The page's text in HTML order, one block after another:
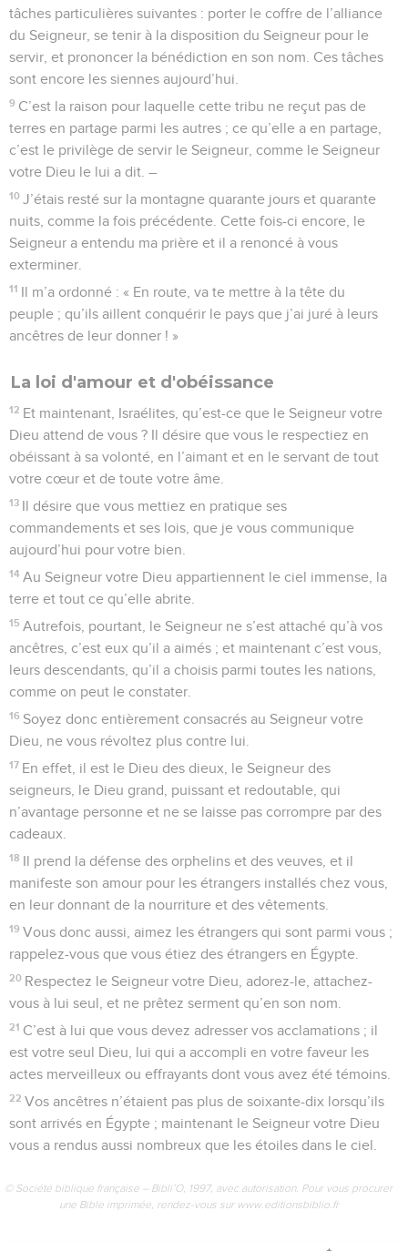
tâches particulières suivantes : porter le coffre de l’alliance
du Seigneur, se tenir à la disposition du Seigneur pour le
servir, et prononcer la bénédiction en son nom. Ces tâches
sont encore les siennes aujourd’hui.
9 C’est la raison pour laquelle cette tribu ne reçut pas de
terres en partage parmi les autres ; ce qu’elle a en partage,
c’est le privilège de servir le Seigneur, comme le Seigneur
votre Dieu le lui a dit. –
10 J’étais resté sur la montagne quarante jours et quarante
nuits, comme la fois précédente. Cette fois-ci encore, le
Seigneur a entendu ma prière et il a renoncé à vous
exterminer.
11 Il m’a ordonné : « En route, va te mettre à la tête du
peuple ; qu’ils aillent conquérir le pays que j’ai juré à leurs
ancêtres de leur donner ! »
La loi d'amour et d'obéissance
12 Et maintenant, Israélites, qu’est-ce que le Seigneur votre
Dieu attend de vous ? Il désire que vous le respectiez en
obéissant à sa volonté, en l’aimant et en le servant de tout
votre cœur et de toute votre âme.
13 Il désire que vous mettiez en pratique ses
commandements et ses lois, que je vous communique
aujourd’hui pour votre bien.
14 Au Seigneur votre Dieu appartiennent le ciel immense, la
terre et tout ce qu’elle abrite.
15 Autrefois, pourtant, le Seigneur ne s’est attaché qu’à vos
ancêtres, c’est eux qu’il a aimés ; et maintenant c’est vous,
leurs descendants, qu’il a choisis parmi toutes les nations,
comme on peut le constater.
16 Soyez donc entièrement consacrés au Seigneur votre
Dieu, ne vous révoltez plus contre lui.
17 En effet, il est le Dieu des dieux, le Seigneur des
seigneurs, le Dieu grand, puissant et redoutable, qui
n’avantage personne et ne se laisse pas corrompre par des
cadeaux.
18 Il prend la défense des orphelins et des veuves, et il
manifeste son amour pour les étrangers installés chez vous,
en leur donnant de la nourriture et des vêtements.
19 Vous donc aussi, aimez les étrangers qui sont parmi vous ;
rappelez-vous que vous étiez des étrangers en Égypte.
20 Respectez le Seigneur votre Dieu, adorez-le, attachez-
vous à lui seul, et ne prêtez serment qu’en son nom.
21 C’est à lui que vous devez adresser vos acclamations ; il
est votre seul Dieu, lui qui a accompli en votre faveur les
actes merveilleux ou effrayants dont vous avez été témoins.
22 Vos ancêtres n’étaient pas plus de soixante-dix lorsqu’ils
sont arrivés en Égypte ; maintenant le Seigneur votre Dieu
vous a rendus aussi nombreux que les étoiles dans le ciel.
© Société biblique française – Bibli’O, 1997, avec autorisation. Pour vous procurer
une Bible imprimée, rendez-vous sur www.editionsbiblio.fr